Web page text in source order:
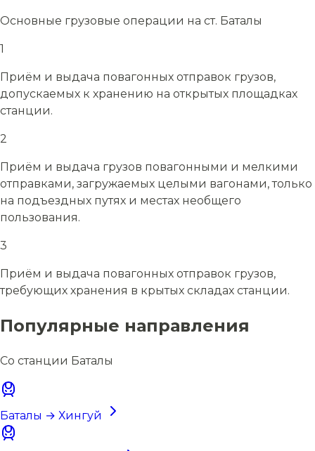
Основные грузовые операции на ст. Баталы
1
Приём и выдача повагонных отправок грузов,
допускаемых к хранению на открытых площадках
станции.
2
Приём и выдача грузов повагонными и мелкими
отправками, загружаемых целыми вагонами, только
на подъездных путях и местах необщего
пользования.
3
Приём и выдача повагонных отправок грузов,
требующих хранения в крытых складах станции.
Популярные направления
Со станции Баталы
Баталы → Хингуй